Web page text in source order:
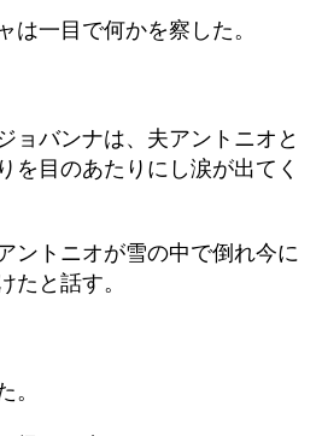
は一目で何かを察した。
ョバンナは、夫アントニオと
を目のあたりにし涙が出てく
ントニオが雪の中で倒れ今に
たと話す。
。